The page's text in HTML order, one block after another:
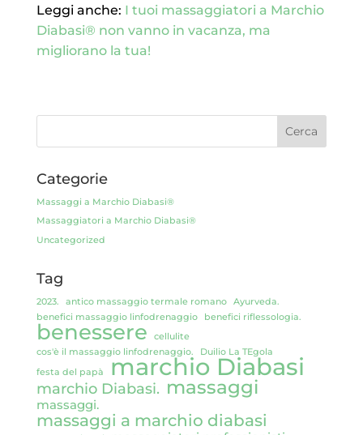
Leggi anche: I tuoi massaggiatori a Marchio
Diabasi® non vanno in vacanza, ma
migliorano la tua!
Categorie
Massaggi a Marchio Diabasi®
Massaggiatori a Marchio Diabasi®
Uncategorized
Tag
2023. antico massaggio termale romano
Ayurveda.
benefici massaggio linfodrenaggio
benefici riflessologia.
benessere
cellulite
cos'è il massaggio linfodrenaggio.
Duilio La TEgola
festa del papà
marchio Diabasi
marchio Diabasi. massaggi
massaggi.
massaggi a marchio diabasi